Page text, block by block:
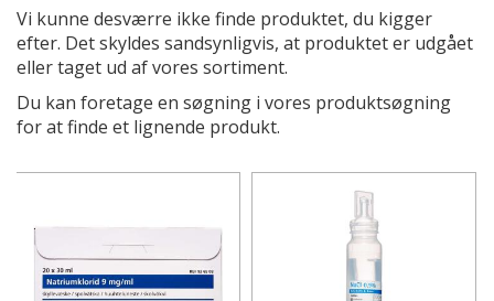
Vi kunne desværre ikke finde produktet, du kigger
efter. Det skyldes sandsynligvis, at produktet er udgået
eller taget ud af vores sortiment.
Du kan foretage en søgning i vores produktsøgning
for at finde et lignende produkt.